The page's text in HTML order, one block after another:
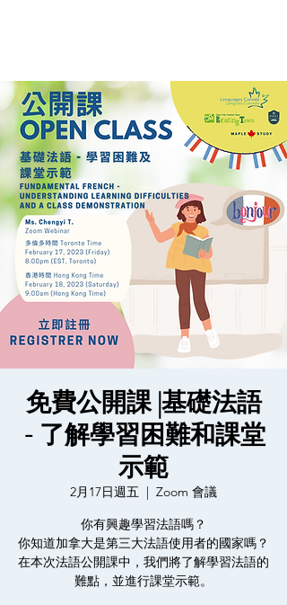
免費公開課 |基礎法語
- 了解學習困難和課堂
示範
2月17日週五
  |
Zoom 會議
你有興趣學習法語嗎？
你知道加拿大是第三大法語使用者的國家嗎？
在本次法語公開課中，我們將了解學習法語的
難點，並進行課堂示範。